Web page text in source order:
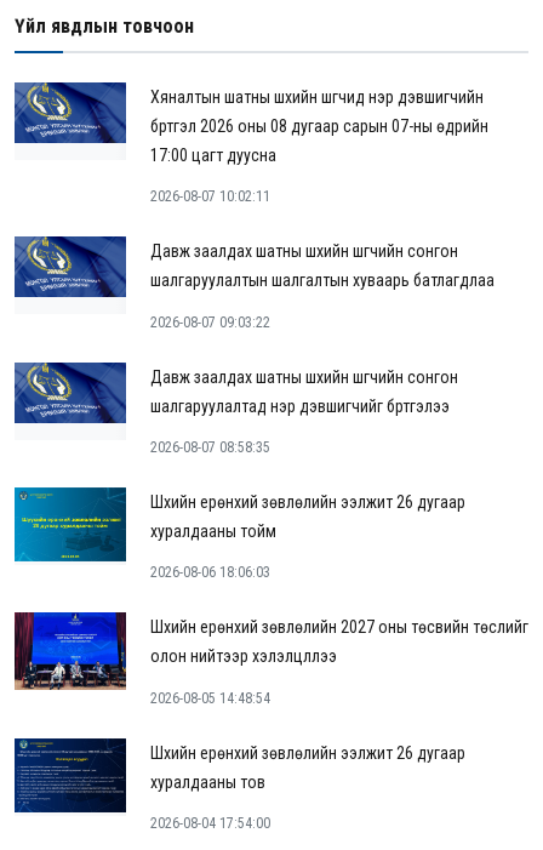
Үйл явдлын товчоон
Хяналтын шатны шүүхийн шүүгчид нэр дэвшигчийн
бүртгэл 2026 оны 08 дугаар сарын 07-ны өдрийн
17:00 цагт дуусна
2026-08-07 10:02:11
Давж заалдах шатны шүүхийн шүүгчийн сонгон
шалгаруулалтын шалгалтын хуваарь батлагдлаа
2026-08-07 09:03:22
Давж заалдах шатны шүүхийн шүүгчийн сонгон
шалгаруулалтад нэр дэвшигчийг бүртгэлээ
2026-08-07 08:58:35
Шүүхийн ерөнхий зөвлөлийн ээлжит 26 дугаар
хуралдааны тойм
2026-08-06 18:06:03
Шүүхийн ерөнхий зөвлөлийн 2027 оны төсвийн төслийг
олон нийтээр хэлэлцүүллээ
2026-08-05 14:48:54
Шүүхийн ерөнхий зөвлөлийн ээлжит 26 дугаар
хуралдааны тов
2026-08-04 17:54:00